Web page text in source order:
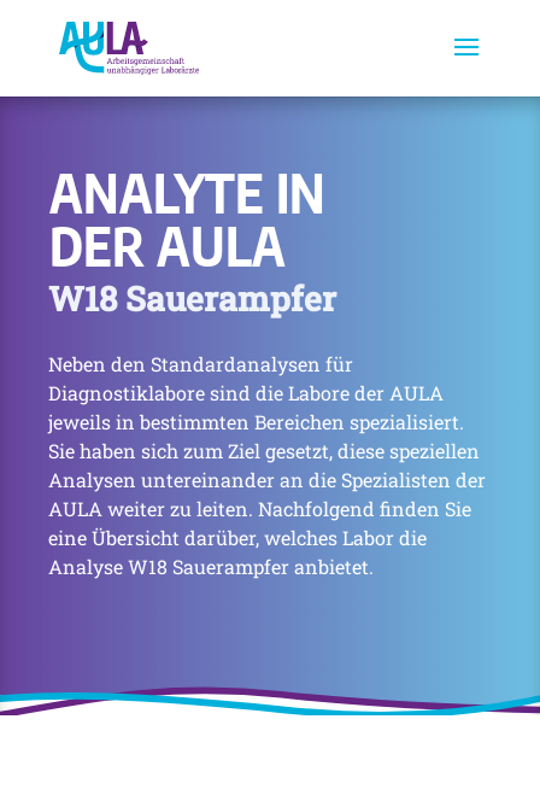
ANALYTE IN
DER AULA
W18 Sauerampfer
Neben den Standardanalysen für
Diagnostiklabore sind die Labore der AULA
jeweils in bestimmten Bereichen spezialisiert.
Sie haben sich zum Ziel gesetzt, diese speziellen
Analysen untereinander an die Spezialisten der
AULA weiter zu leiten. Nachfolgend finden Sie
eine Übersicht darüber, welches Labor die
Analyse W18 Sauerampfer anbietet.